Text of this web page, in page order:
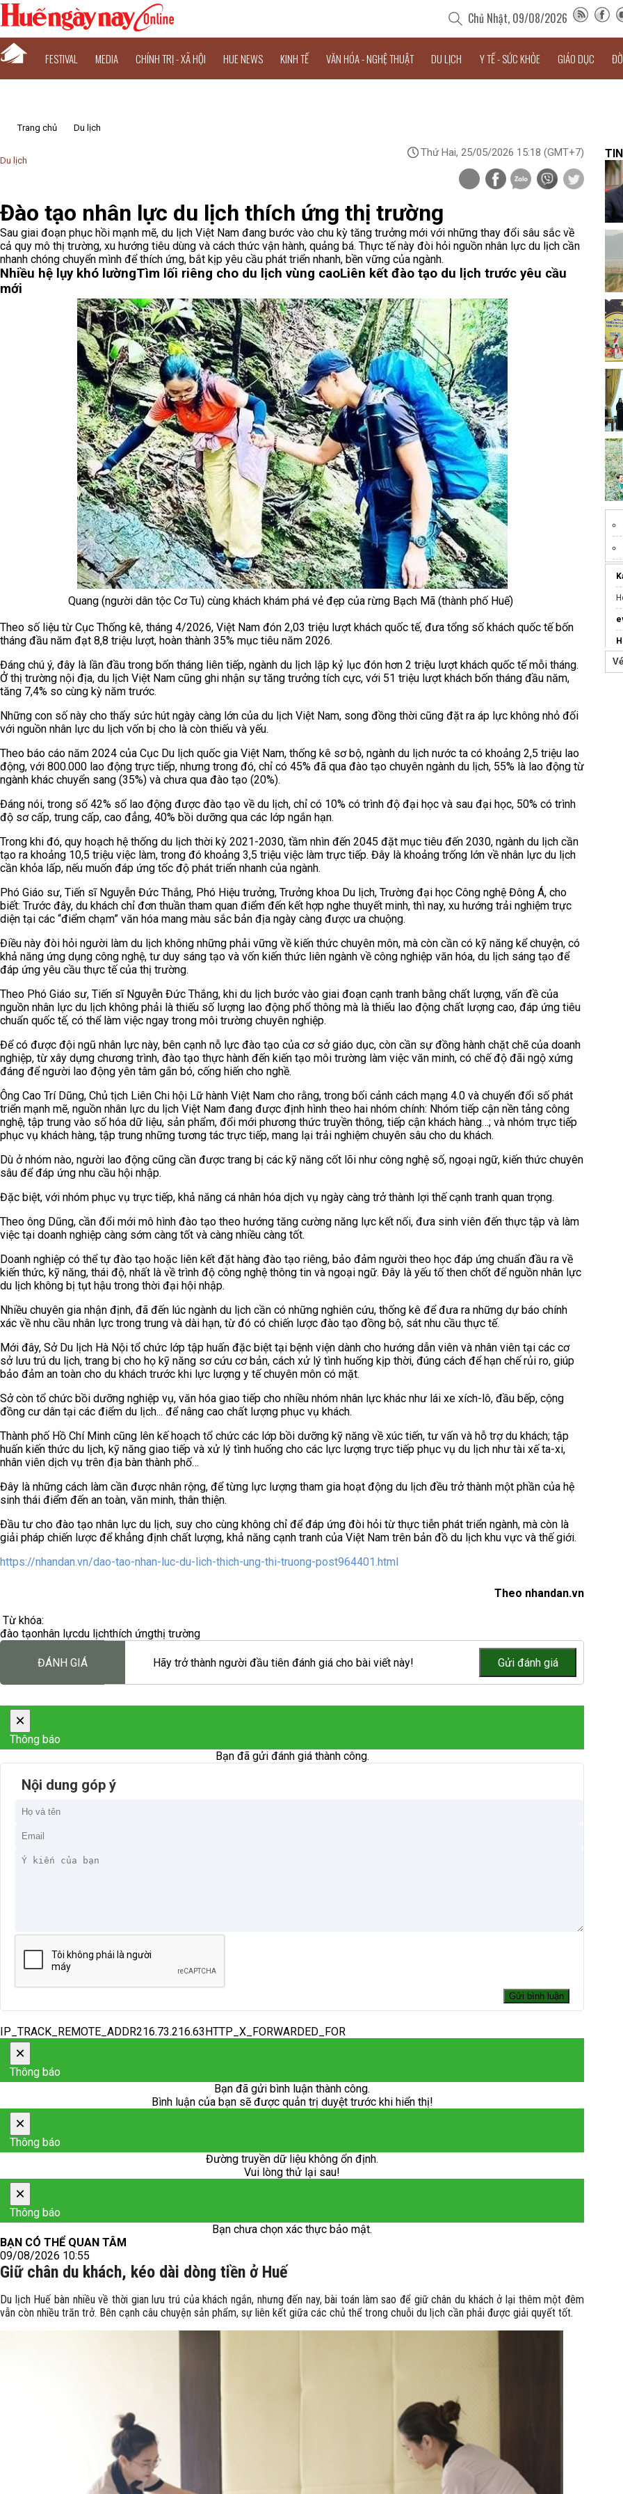
Chủ Nhật, 09/08/2026
FESTIVAL MEDIA CHÍNH TRỊ - XÃ HỘI HUE NEWS KINH TẾ VĂN HÓA - NGHỆ THUẬT DU LỊCH Y TẾ - SỨC KHỎE GIÁO DỤC
Trang chủ Du lịch
Du lịch
Thứ Hai, 25/05/2026 15:18 (GMT+7)
Đào tạo nhân lực du lịch thích ứng thị trường
Sau giai đoạn phục hồi mạnh mẽ, du lịch Việt Nam đang bước vào chu kỳ tăng trưởng mới với những thay đổi sâu sắc về
cả quy mô thị trường, xu hướng tiêu dùng và cách thức vận hành, quảng bá. Thực tế này đòi hỏi nguồn nhân lực du lịch cần
nhanh chóng chuyển mình để thích ứng, bắt kịp yêu cầu phát triển nhanh, bền vững của ngành.
Nhiều hệ lụy khó lườngTìm lối riêng cho du lịch vùng caoLiên kết đào tạo du lịch trước yêu cầu
mới
Quang (người dân tộc Cơ Tu) cùng khách khám phá vẻ đẹp của rừng Bạch Mã (thành phố Huế)
Theo số liệu từ Cục Thống kê, tháng 4/2026, Việt Nam đón 2,03 triệu lượt khách quốc tế, đưa tổng số khách quốc tế bốn
tháng đầu năm đạt 8,8 triệu lượt, hoàn thành 35% mục tiêu năm 2026.
Đáng chú ý, đây là lần đầu trong bốn tháng liên tiếp, ngành du lịch lập kỷ lục đón hơn 2 triệu lượt khách quốc tế mỗi tháng.
Ở thị trường nội địa, du lịch Việt Nam cũng ghi nhận sự tăng trưởng tích cực, với 51 triệu lượt khách bốn tháng đầu năm,
tăng 7,4% so cùng kỳ năm trước.
Những con số này cho thấy sức hút ngày càng lớn của du lịch Việt Nam, song đồng thời cũng đặt ra áp lực không nhỏ đối
với nguồn nhân lực du lịch vốn bị cho là còn thiếu và yếu.
Theo báo cáo năm 2024 của Cục Du lịch quốc gia Việt Nam, thống kê sơ bộ, ngành du lịch nước ta có khoảng 2,5 triệu lao
động, với 800.000 lao động trực tiếp, nhưng trong đó, chỉ có 45% đã qua đào tạo chuyên ngành du lịch, 55% là lao động từ
ngành khác chuyển sang (35%) và chưa qua đào tạo (20%).
Đáng nói, trong số 42% số lao động được đào tạo về du lịch, chỉ có 10% có trình độ đại học và sau đại học, 50% có trình
độ sơ cấp, trung cấp, cao đẳng, 40% bồi dưỡng qua các lớp ngắn hạn.
Trong khi đó, quy hoạch hệ thống du lịch thời kỳ 2021-2030, tầm nhìn đến 2045 đặt mục tiêu đến 2030, ngành du lịch cần
tạo ra khoảng 10,5 triệu việc làm, trong đó khoảng 3,5 triệu việc làm trực tiếp. Đây là khoảng trống lớn về nhân lực du lịch
cần khỏa lấp, nếu muốn đáp ứng tốc độ phát triển nhanh của ngành.
Phó Giáo sư, Tiến sĩ Nguyễn Đức Thắng, Phó Hiệu trưởng, Trưởng khoa Du lịch, Trường đại học Công nghệ Đông Á, cho
biết: Trước đây, du khách chỉ đơn thuần tham quan điểm đến kết hợp nghe thuyết minh, thì nay, xu hướng trải nghiệm trực
diện tại các “điểm chạm” văn hóa mang màu sắc bản địa ngày càng được ưa chuộng.
Điều này đòi hỏi người làm du lịch không những phải vững về kiến thức chuyên môn, mà còn cần có kỹ năng kể chuyện, có
khả năng ứng dụng công nghệ, tư duy sáng tạo và vốn kiến thức liên ngành về công nghiệp văn hóa, du lịch sáng tạo để
đáp ứng yêu cầu thực tế của thị trường.
Theo Phó Giáo sư, Tiến sĩ Nguyễn Đức Thắng, khi du lịch bước vào giai đoạn cạnh tranh bằng chất lượng, vấn đề của
nguồn nhân lực du lịch không phải là thiếu số lượng lao động phổ thông mà là thiếu lao động chất lượng cao, đáp ứng tiêu
chuẩn quốc tế, có thể làm việc ngay trong môi trường chuyên nghiệp.
Để có được đội ngũ nhân lực này, bên cạnh nỗ lực đào tạo của cơ sở giáo dục, còn cần sự đồng hành chặt chẽ của doanh
nghiệp, từ xây dựng chương trình, đào tạo thực hành đến kiến tạo môi trường làm việc văn minh, có chế độ đãi ngộ xứng
đáng để người lao động yên tâm gắn bó, cống hiến cho nghề.
Ông Cao Trí Dũng, Chủ tịch Liên Chi hội Lữ hành Việt Nam cho rằng, trong bối cảnh cách mạng 4.0 và chuyển đổi số phát
triển mạnh mẽ, nguồn nhân lực du lịch Việt Nam đang được định hình theo hai nhóm chính: Nhóm tiếp cận nền tảng công
nghệ, tập trung vào số hóa dữ liệu, sản phẩm, đổi mới phương thức truyền thông, tiếp cận khách hàng…; và nhóm trực tiếp
phục vụ khách hàng, tập trung những tương tác trực tiếp, mang lại trải nghiệm chuyên sâu cho du khách.
Dù ở nhóm nào, người lao động cũng cần được trang bị các kỹ năng cốt lõi như công nghệ số, ngoại ngữ, kiến thức chuyên
sâu để đáp ứng nhu cầu hội nhập.
Đặc biệt, với nhóm phục vụ trực tiếp, khả năng cá nhân hóa dịch vụ ngày càng trở thành lợi thế cạnh tranh quan trọng.
Theo ông Dũng, cần đổi mới mô hình đào tạo theo hướng tăng cường năng lực kết nối, đưa sinh viên đến thực tập và làm
việc tại doanh nghiệp càng sớm càng tốt và càng nhiều càng tốt.
Doanh nghiệp có thể tự đào tạo hoặc liên kết đặt hàng đào tạo riêng, bảo đảm người theo học đáp ứng chuẩn đầu ra về
kiến thức, kỹ năng, thái độ, nhất là về trình độ công nghệ thông tin và ngoại ngữ. Đây là yếu tố then chốt để nguồn nhân lực
du lịch không bị tụt hậu trong thời đại hội nhập.
Nhiều chuyên gia nhận định, đã đến lúc ngành du lịch cần có những nghiên cứu, thống kê để đưa ra những dự báo chính
xác về nhu cầu nhân lực trong trung và dài hạn, từ đó có chiến lược đào tạo đồng bộ, sát nhu cầu thực tế.
Mới đây, Sở Du lịch Hà Nội tổ chức lớp tập huấn đặc biệt tại bệnh viện dành cho hướng dẫn viên và nhân viên tại các cơ
sở lưu trú du lịch, trang bị cho họ kỹ năng sơ cứu cơ bản, cách xử lý tình huống kịp thời, đúng cách để hạn chế rủi ro, giúp
bảo đảm an toàn cho du khách trước khi lực lượng y tế chuyên môn có mặt.
Sở còn tổ chức bồi dưỡng nghiệp vụ, văn hóa giao tiếp cho nhiều nhóm nhân lực khác như lái xe xích-lô, đầu bếp, cộng
đồng cư dân tại các điểm du lịch... để nâng cao chất lượng phục vụ khách.
Thành phố Hồ Chí Minh cũng lên kế hoạch tổ chức các lớp bồi dưỡng kỹ năng về xúc tiến, tư vấn và hỗ trợ du khách; tập
huấn kiến thức du lịch, kỹ năng giao tiếp và xử lý tình huống cho các lực lượng trực tiếp phục vụ du lịch như tài xế ta-xi,
nhân viên dịch vụ trên địa bàn thành phố…
Đây là những cách làm cần được nhân rộng, để từng lực lượng tham gia hoạt động du lịch đều trở thành một phần của hệ
sinh thái điểm đến an toàn, văn minh, thân thiện.
Đầu tư cho đào tạo nhân lực du lịch, suy cho cùng không chỉ để đáp ứng đòi hỏi từ thực tiễn phát triển ngành, mà còn là
giải pháp chiến lược để khẳng định chất lượng, khả năng cạnh tranh của Việt Nam trên bản đồ du lịch khu vực và thế giới.
https://nhandan.vn/dao-tao-nhan-luc-du-lich-thich-ung-thi-truong-post964401.html
Theo nhandan.vn
Từ khóa:
đào tạonhân lựcdu lịchthích ứngthị trường
ĐÁNH GIÁ Hãy trở thành người đầu tiên đánh giá cho bài viết này!
×
Thông báo
Bạn đã gửi đánh giá thành công.
Nội dung góp ý
IP_TRACK_REMOTE_ADDR216.73.216.63HTTP_X_FORWARDED_FOR
×
Thông báo
Bạn đã gửi bình luận thành công.
Bình luận của bạn sẽ được quản trị duyệt trước khi hiển thị!
×
Thông báo
Đường truyền dữ liệu không ổn định.
Vui lòng thử lại sau!
×
Thông báo
Bạn chưa chọn xác thực bảo mật.
BẠN CÓ THỂ QUAN TÂM
09/08/2026 10:55
Giữ chân du khách, kéo dài dòng tiền ở Huế
Du lịch Huế bàn nhiều về thời gian lưu trú của khách ngắn, nhưng đến nay, bài toán làm sao để giữ chân du khách ở lại thêm một đêm
vẫn còn nhiều trăn trở. Bên cạnh câu chuyện sản phẩm, sự liên kết giữa các chủ thể trong chuỗi du lịch cần phải được giải quyết tốt.